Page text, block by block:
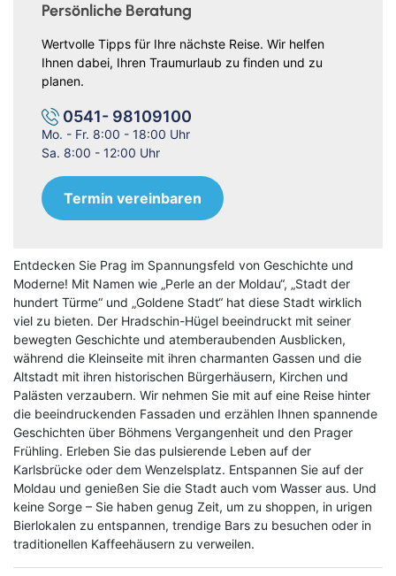
Entdecken Sie Prag im Spannungsfeld von Geschichte und
Moderne! Mit Namen wie „Perle an der Moldau“, „Stadt der
hundert Türme“ und „Goldene Stadt“ hat diese Stadt wirklich
viel zu bieten. Der Hradschin-Hügel beeindruckt mit seiner
bewegten Geschichte und atemberaubenden Ausblicken,
während die Kleinseite mit ihren charmanten Gassen und die
Altstadt mit ihren historischen Bürgerhäusern, Kirchen und
Palästen verzaubern. Wir nehmen Sie mit auf eine Reise hinter
die beeindruckenden Fassaden und erzählen Ihnen spannende
Geschichten über Böhmens Vergangenheit und den Prager
Frühling. Erleben Sie das pulsierende Leben auf der
Karlsbrücke oder dem Wenzelsplatz. Entspannen Sie auf der
Moldau und genießen Sie die Stadt auch vom Wasser aus. Und
keine Sorge – Sie haben genug Zeit, um zu shoppen, in urigen
Bierlokalen zu entspannen, trendige Bars zu besuchen oder in
traditionellen Kaffeehäusern zu verweilen.
Persönliche Beratung
Wertvolle Tipps für Ihre nächste Reise. Wir helfen
Ihnen dabei, Ihren Traumurlaub zu finden und zu
planen.
0541- 98109100
Mo. - Fr. 8:00 - 18:00 Uhr
Sa. 8:00 - 12:00 Uhr
Termin vereinbaren